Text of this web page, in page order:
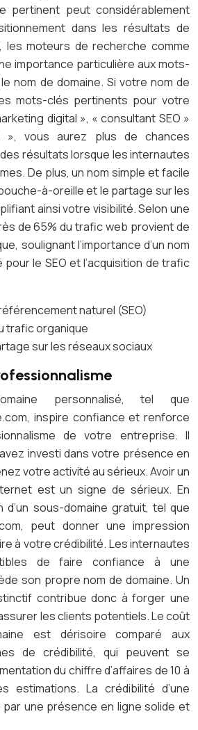
pertinent peut considérablement
dans les résultats de
les moteurs de recherche comme
importance particulière aux mots-
nom de domaine. Si votre nom de
mots-clés pertinents pour votre
digital », « consultant SEO »
vous aurez plus de chances
résultats lorsque les internautes
De plus, un nom simple et facile
à-oreille et le partage sur les
ainsi votre visibilité. Selon une
de 65% du trafic web provient de
soulignant l’importance d’un nom
le SEO et l’acquisition de trafic
naturel (SEO)
trafic organique
sur les réseaux sociaux
personnalisé, tel que
inspire confiance et renforce
de votre entreprise. Il
investi dans votre présence en
votre activité au sérieux. Avoir un
est un signe de sérieux. En
d’un sous-domaine gratuit, tel que
peut donner une impression
à votre crédibilité. Les internautes
de faire confiance à une
son propre nom de domaine. Un
contribue donc à forger une
les clients potentiels. Le coût
est dérisoire comparé aux
de crédibilité, qui peuvent se
du chiffre d’affaires de 10 à
estimations. La crédibilité d’une
une présence en ligne solide et